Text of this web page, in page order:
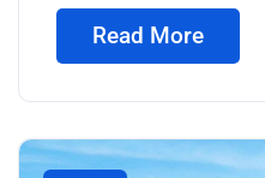
Read More